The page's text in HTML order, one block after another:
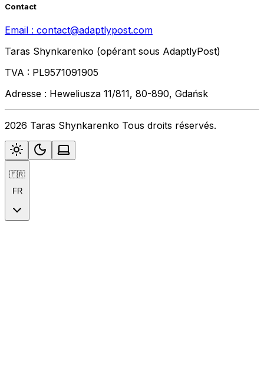
Contact
Email : contact@adaptlypost.com
Taras Shynkarenko (opérant sous AdaptlyPost)
TVA : PL9571091905
Adresse : Heweliusza 11/811, 80-890, Gdańsk
2026 Taras Shynkarenko Tous droits réservés.
🇫🇷
FR